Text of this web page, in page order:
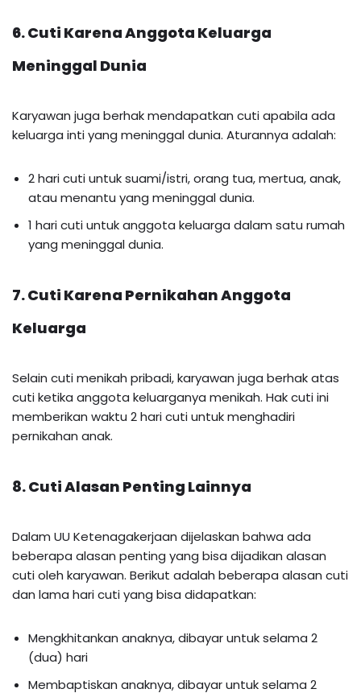
6. Cuti Karena Anggota Keluarga
Meninggal Dunia
Karyawan juga berhak mendapatkan cuti apabila ada
keluarga inti yang meninggal dunia. Aturannya adalah:
2 hari cuti untuk suami/istri, orang tua, mertua, anak,
atau menantu yang meninggal dunia.
1 hari cuti untuk anggota keluarga dalam satu rumah
yang meninggal dunia.
7. Cuti Karena Pernikahan Anggota
Keluarga
Selain cuti menikah pribadi, karyawan juga berhak atas
cuti ketika anggota keluarganya menikah. Hak cuti ini
memberikan waktu 2 hari cuti untuk menghadiri
pernikahan anak.
8. Cuti Alasan Penting Lainnya
Dalam UU Ketenagakerjaan dijelaskan bahwa ada
beberapa alasan penting yang bisa dijadikan alasan
cuti oleh karyawan. Berikut adalah beberapa alasan cuti
dan lama hari cuti yang bisa didapatkan:
Mengkhitankan anaknya, dibayar untuk selama 2
(dua) hari
Membaptiskan anaknya, dibayar untuk selama 2